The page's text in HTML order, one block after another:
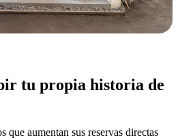
tu propia historia de
que aumentan sus reservas directas